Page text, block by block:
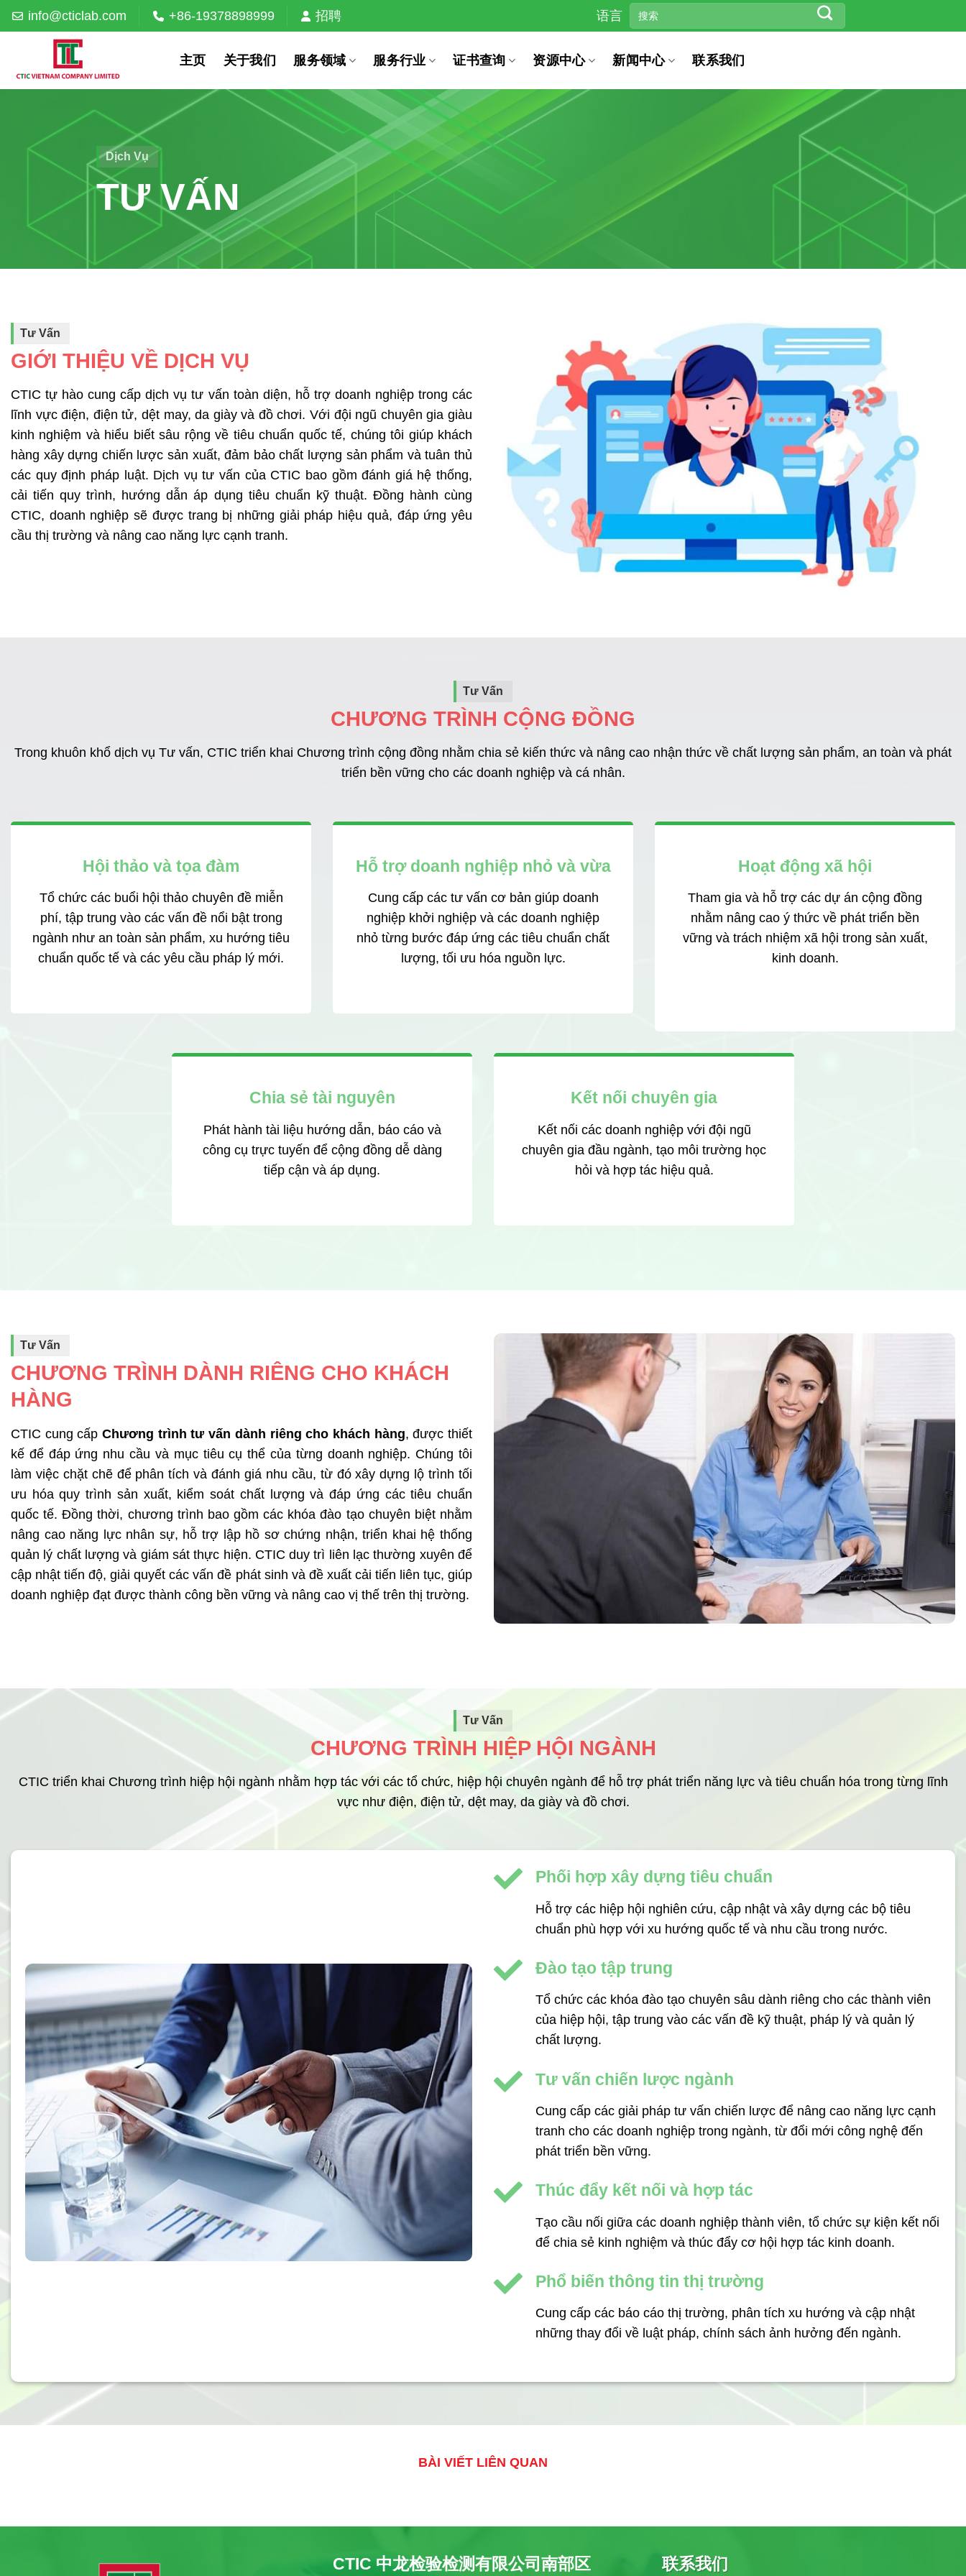
Skip
to
info@cticlab.com +86-19378898999 招聘 语言
主页 关于我们 服务领域 服务行业 证书查询 资源中心 新闻中心 联系我们
Dịch Vụ
TƯ VẤN
Tư Vấn
GIỚI THIỆU VỀ DỊCH VỤ
CTIC tự hào cung cấp dịch vụ tư vấn toàn diện, hỗ trợ doanh nghiệp trong các
lĩnh vực điện, điện tử, dệt may, da giày và đồ chơi. Với đội ngũ chuyên gia giàu
kinh nghiệm và hiểu biết sâu rộng về tiêu chuẩn quốc tế, chúng tôi giúp khách
hàng xây dựng chiến lược sản xuất, đảm bảo chất lượng sản phẩm và tuân thủ
các quy định pháp luật. Dịch vụ tư vấn của CTIC bao gồm đánh giá hệ thống,
cải tiến quy trình, hướng dẫn áp dụng tiêu chuẩn kỹ thuật. Đồng hành cùng
CTIC, doanh nghiệp sẽ được trang bị những giải pháp hiệu quả, đáp ứng yêu
cầu thị trường và nâng cao năng lực cạnh tranh.
Tư Vấn
CHƯƠNG TRÌNH CỘNG ĐỒNG
Trong khuôn khổ dịch vụ Tư vấn, CTIC triển khai Chương trình cộng đồng nhằm chia sẻ kiến thức và nâng cao nhận thức về chất lượng sản phẩm, an toàn và phát
triển bền vững cho các doanh nghiệp và cá nhân.
Hội thảo và tọa đàm
Tổ chức các buổi hội thảo chuyên đề miễn
phí, tập trung vào các vấn đề nổi bật trong
ngành như an toàn sản phẩm, xu hướng tiêu
chuẩn quốc tế và các yêu cầu pháp lý mới.
Hỗ trợ doanh nghiệp nhỏ và vừa
Cung cấp các tư vấn cơ bản giúp doanh
nghiệp khởi nghiệp và các doanh nghiệp
nhỏ từng bước đáp ứng các tiêu chuẩn chất
lượng, tối ưu hóa nguồn lực.
Hoạt động xã hội
Tham gia và hỗ trợ các dự án cộng đồng
nhằm nâng cao ý thức về phát triển bền
vững và trách nhiệm xã hội trong sản xuất,
kinh doanh.
Chia sẻ tài nguyên
Phát hành tài liệu hướng dẫn, báo cáo và
công cụ trực tuyến để cộng đồng dễ dàng
tiếp cận và áp dụng.
Kết nối chuyên gia
Kết nối các doanh nghiệp với đội ngũ
chuyên gia đầu ngành, tạo môi trường học
hỏi và hợp tác hiệu quả.
Tư Vấn
CHƯƠNG TRÌNH DÀNH RIÊNG CHO KHÁCH
HÀNG
CTIC cung cấpChương trình tư vấn dành riêng cho khách hàng, được thiết
kế để đáp ứng nhu cầu và mục tiêu cụ thể của từng doanh nghiệp. Chúng tôi
làm việc chặt chẽ để phân tích và đánh giá nhu cầu, từ đó xây dựng lộ trình tối
ưu hóa quy trình sản xuất, kiểm soát chất lượng và đáp ứng các tiêu chuẩn
quốc tế. Đồng thời, chương trình bao gồm các khóa đào tạo chuyên biệt nhằm
nâng cao năng lực nhân sự, hỗ trợ lập hồ sơ chứng nhận, triển khai hệ thống
quản lý chất lượng và giám sát thực hiện. CTIC duy trì liên lạc thường xuyên để
cập nhật tiến độ, giải quyết các vấn đề phát sinh và đề xuất cải tiến liên tục, giúp
doanh nghiệp đạt được thành công bền vững và nâng cao vị thế trên thị trường.
Tư Vấn
CHƯƠNG TRÌNH HIỆP HỘI NGÀNH
CTIC triển khai Chương trình hiệp hội ngành nhằm hợp tác với các tổ chức, hiệp hội chuyên ngành để hỗ trợ phát triển năng lực và tiêu chuẩn hóa trong từng lĩnh
vực như điện, điện tử, dệt may, da giày và đồ chơi.
Phối hợp xây dựng tiêu chuẩn
Hỗ trợ các hiệp hội nghiên cứu, cập nhật và xây dựng các bộ tiêu
chuẩn phù hợp với xu hướng quốc tế và nhu cầu trong nước.
Đào tạo tập trung
Tổ chức các khóa đào tạo chuyên sâu dành riêng cho các thành viên
của hiệp hội, tập trung vào các vấn đề kỹ thuật, pháp lý và quản lý
chất lượng.
Tư vấn chiến lược ngành
Cung cấp các giải pháp tư vấn chiến lược để nâng cao năng lực cạnh
tranh cho các doanh nghiệp trong ngành, từ đổi mới công nghệ đến
phát triển bền vững.
Thúc đẩy kết nối và hợp tác
Tạo cầu nối giữa các doanh nghiệp thành viên, tổ chức sự kiện kết nối
để chia sẻ kinh nghiệm và thúc đẩy cơ hội hợp tác kinh doanh.
Phổ biến thông tin thị trường
Cung cấp các báo cáo thị trường, phân tích xu hướng và cập nhật
những thay đổi về luật pháp, chính sách ảnh hưởng đến ngành.
BÀI VIẾT LIÊN QUAN
CTIC 中龙检验检测有限公司南部区 联系我们